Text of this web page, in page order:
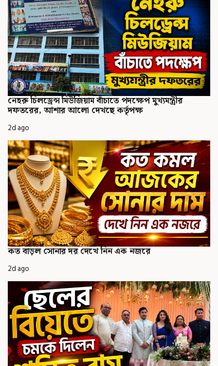
নেহরু চিলড্রেন্স মিউজিয়াম বাঁচাতে পদক্ষেপ মুখ্যমন্ত্রীর
দফতরের, আশার আলো দেখছে কর্তৃপক্ষ
2d ago
কত বাড়ল সোনার দর দেখে নিন এক নজরে
2d ago